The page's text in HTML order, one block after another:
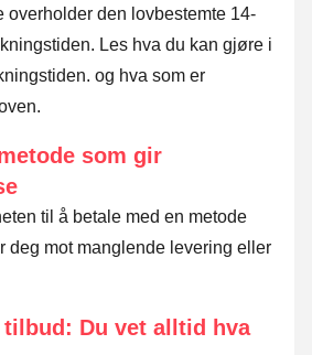
overholder den lovbestemte 14-
Les hva du kan gjøre i
og hva som er
.
som gir
til å betale med en metode
deg mot manglende levering eller
Du vet alltid hva